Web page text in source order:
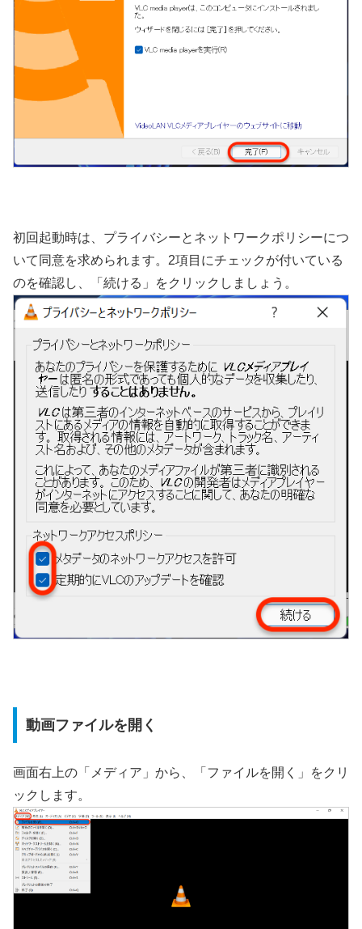
初回起動時は、プライバシーとネットワークポリシーにつ
いて同意を求められます。2項目にチェックが付いている
のを確認し、「続ける」をクリックしましょう。
動画ファイルを開く
画面右上の「メディア」から、「ファイルを開く」をクリ
ックします。